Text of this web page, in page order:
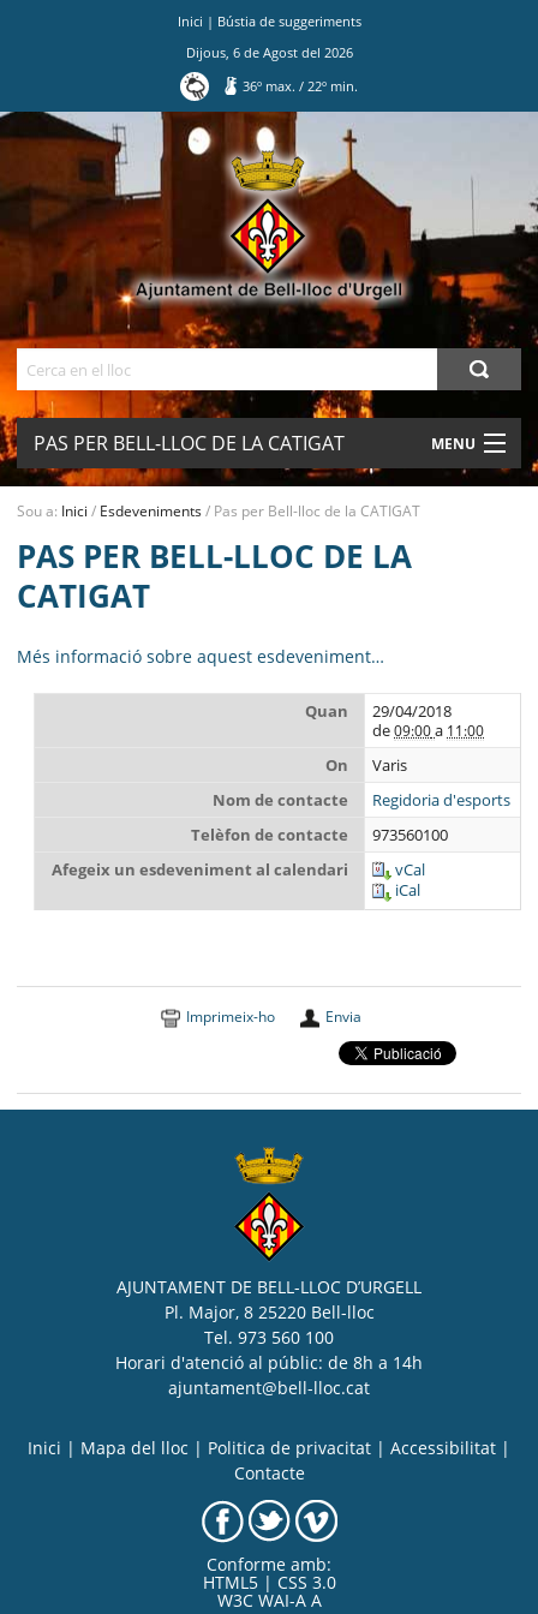
Inici | Bústia de suggeriments
Dijous, 6de Agostdel 2026
36º max./ 22º min.
PAS PER BELL-LLOC DE LA CATIGAT MENU
MUNICIPI
SEU ELECTRÒNICA
BELL-LLOC SOLUCIONA
Sou a: Inici / Esdeveniments/ Pas per Bell-lloc de la CATIGAT
PAS PER BELL-LLOC DE LA
CATIGAT
Més informació sobre aquest esdeveniment…
Quan
29/04/2018
de09:00 a 11:00
On
Varis
Nom de contacte
Regidoria d'esports
Telèfon de contacte
973560100
Afegeix un esdeveniment al calendari
vCal
iCal
Imprimeix-ho Envia
AJUNTAMENT DE BELL-LLOC D’URGELL
Pl. Major, 8 25220 Bell-lloc
Tel. 973 560 100
Horari d'atenció al públic: de 8h a 14h
ajuntament@bell-lloc.cat
Inici | Mapa del lloc | Politica de privacitat | Accessibilitat |
Contacte
Conforme amb:
HTML5 | CSS 3.0
W3C WAI-A A